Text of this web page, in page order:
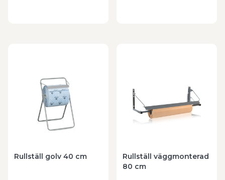
hjälper dig att välja rätt hållare.
rådgivning eller beställ direkt i webbshoppen.
Rullställ golv 40 cm
Rullställ väggmonterad
80 cm